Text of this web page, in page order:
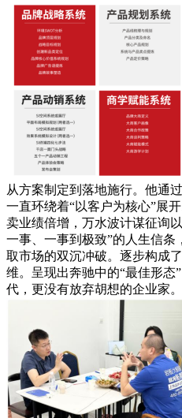
从方案制定到落地施行。他通
一直环绕着“以客户为核心”展
卖业绩倍增，万水波计谋征询
一事、一事到极致”的人生信
取市场的双沉冲破。逐步构成
维。呈现出奔驰中的“最佳形态
代，更没有放弃胡想的企业家